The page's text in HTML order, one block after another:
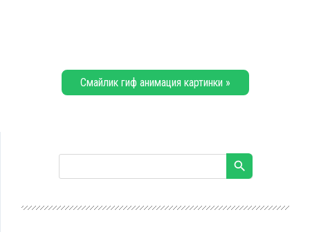
Смайлик гиф анимация картинки »